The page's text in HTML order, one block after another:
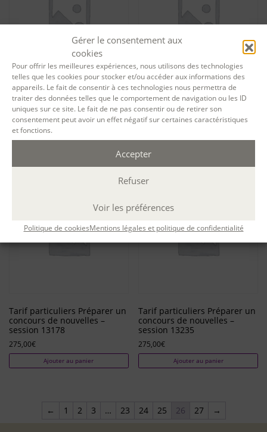
Gérer le consentement aux
cookies
Pour offrir les meilleures expériences, nous utilisons des technologies
telles que les cookies pour stocker et/ou accéder aux informations des
appareils. Le fait de consentir à ces technologies nous permettra de
traiter des données telles que le comportement de navigation ou les ID
uniques sur ce site. Le fait de ne pas consentir ou de retirer son
consentement peut avoir un effet négatif sur certaines caractéristiques
et fonctions.
Accepter
Refuser
Voir les préférences
Politique de cookiesMentions légales et politique de confidentialité
Tarif particuliers Préparer un
concours de nouvelles –
session 12582
275,00€
Ajouter au panier
Tarif particuliers Préparer un
concours de nouvelles –
session 12583
275,00 €
Ajouter au panier
Tarif particuliers Préparer un
concours de nouvelles –
session 13178
275,00€
Ajouter au panier
Tarif particuliers Préparer un
concours de nouvelles –
session 13235
275,00€
Ajouter au panier
← 1 2 3 … 23 24 25 26 27 →